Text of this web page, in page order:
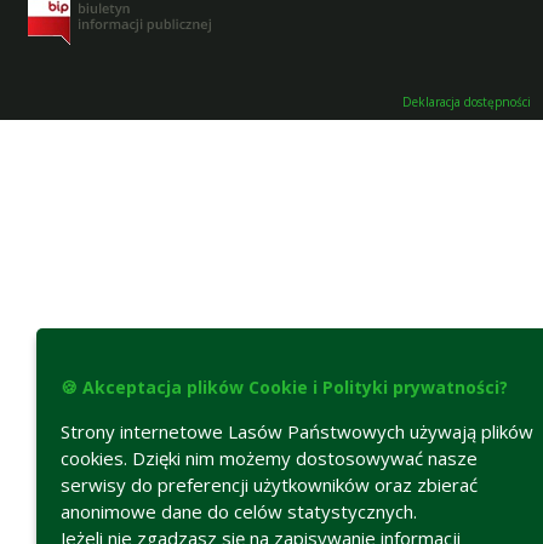
Deklaracja dostępności
🍪 Akceptacja plików Cookie i Polityki prywatności?
Strony internetowe Lasów Państwowych używają plików
cookies. Dzięki nim możemy dostosowywać nasze
serwisy do preferencji użytkowników oraz zbierać
anonimowe dane do celów statystycznych.
Jeżeli nie zgadzasz się na zapisywanie informacji